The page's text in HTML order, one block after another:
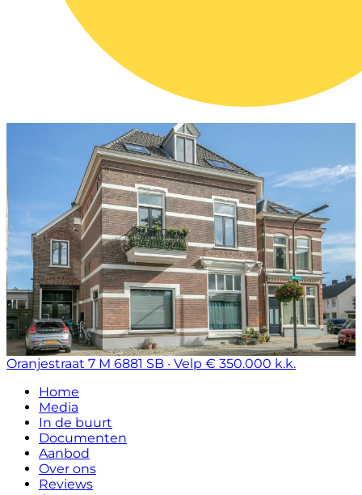
Oranjestraat 7 M 6881 SB · Velp € 350.000 k.k.
Home
Media
In de buurt
Documenten
Aanbod
Over ons
Reviews